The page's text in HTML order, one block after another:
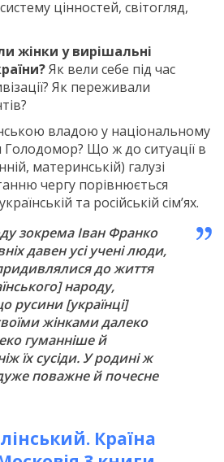
цінностей, світогляд,
жінки у вирішальні
Як вели себе під час
Як переживали
владою у національному
Голодомор? Що ж до ситуації в
материнській) галузі
чергу порівнюється
та російській сім’ях.
зокрема Іван Франко
давен усі учені люди,
до життя
народу,
русини [українці]
жінками далеко
гуманніше й
їх сусіди. У родині ж
поважне й почесне
Країна